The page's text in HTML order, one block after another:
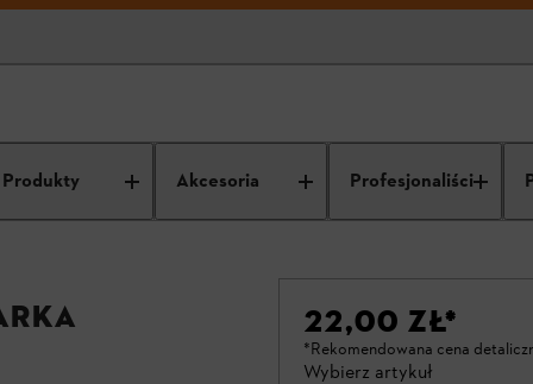
Produkty Akcesoria Profesjonaliści
22,00 ZŁ*
*Rekomendowana cena
Wybierz artykuł